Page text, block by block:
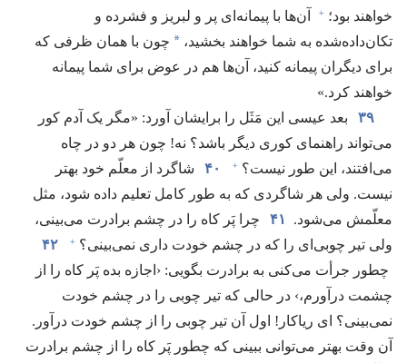
خواهند بود؛‏ +
آن‌ها با پیمانه‌ای پر و لبریز و فشرده و
تکان‌داده‌شده به شما خواهند بخشید،‏ * چون با همان ظرفی که
برای دیگران پیمانه کنید،‏ آن‌ها هم در عوض برای شما پیمانه
خواهند کرد.‏»‏
۳۹
بعد عیسی این مَثَل را برایشان آورد:‏ «مگر یک آدم کور
می‌تواند راهنمای کوری دیگر باشد؟‏ نه!‏ چون هر دو در چاه
می‌افتند،‏ این طور نیست؟‏ + ۴۰
شاگرد از معلّم خود بهتر
نیست.‏ ولی هر شاگردی که به طور کامل تعلیم داده شود،‏ مثل
معلّمش می‌شود.‏
۴۱
چرا پَر کاه را در چشم برادرت می‌بینی،‏
ولی تیر چوبی‌ای را که در چشم خودت داری نمی‌بینی؟‏ +
۴۲
چطور جرأت می‌کنی به برادرت بگویی:‏ ‹اجازه بده پَر کاه را از
چشمت درآورم،‏› در حالی که تیر چوبی را در چشم خودت
نمی‌بینی؟‏ ای ریاکار!‏ اول آن تیر چوبی را از چشم خودت درآور.‏
آن وقت بهتر می‌توانی ببینی که چطور پَر کاه را از چشم برادرت